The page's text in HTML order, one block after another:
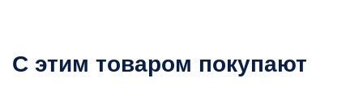
С этим товаром покупают